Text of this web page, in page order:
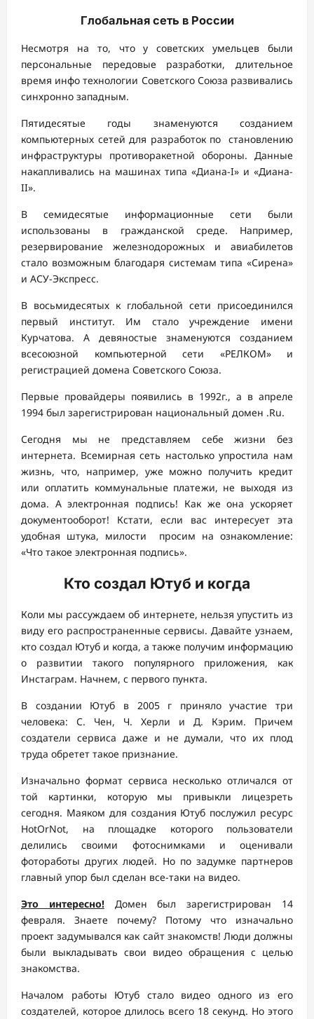
Глобальная сеть в России
Несмотря на то, что у советских умельцев были
персональные передовые разработки, длительное
время инфо технологии Советского Союза развивались
синхронно западным.
Пятидесятые годы знаменуются созданием
компьютерных сетей для разработок по становлению
инфраструктуры противоракетной обороны. Данные
накапливались на машинах типа «Диана-I» и «Диана-
II».
В семидесятые информационные сети были
использованы в гражданской среде. Например,
резервирование железнодорожных и авиабилетов
стало возможным благодаря системам типа «Сирена»
и АСУ-Экспресс.
В восьмидесятых к глобальной сети присоединился
первый институт. Им стало учреждение имени
Курчатова. А девяностые знаменуются созданием
всесоюзной компьютерной сети «РЕЛКОМ» и
регистрацией домена Советского Союза.
Первые провайдеры появились в 1992г., а в апреле
1994 был зарегистрирован национальный домен .Ru.
Сегодня мы не представляем себе жизни без
интернета. Всемирная сеть настолько упростила нам
жизнь, что, например, уже можно получить кредит
или оплатить коммунальные платежи, не выходя из
дома. А электронная подпись! Как же она ускоряет
документооборот! Кстати, если вас интересует эта
удобная штука, милости просим на ознакомление:
«Что такое электронная подпись».
Кто создал Ютуб и когда
Коли мы рассуждаем об интернете, нельзя упустить из
виду его распространенные сервисы. Давайте узнаем,
кто создал Ютуб и когда, а также получим информацию
о развитии такого популярного приложения, как
Инстаграм. Начнем, с первого пункта.
В создании Ютуб в 2005 г приняло участие три
человека: С. Чен, Ч. Херли и Д. Кэрим. Причем
создатели сервиса даже и не думали, что их плод
труда обретет такое признание.
Изначально формат сервиса несколько отличался от
той картинки, которую мы привыкли лицезреть
сегодня. Маяком для создания Ютуб послужил ресурс
HotOrNot, на площадке которого пользователи
делились своими фотоснимками и оценивали
фотоработы других людей. Но по задумке партнеров
главный упор был сделан все-таки на видео.
Это интересно!Домен был зарегистрирован 14
февраля. Знаете почему? Потому что изначально
проект задумывался как сайт знакомств! Люди должны
были выкладывать свои видео обращения с целью
знакомства.
Началом работы Ютуб стало видео одного из его
создателей, которое длилось всего 18 секунд. Но этого